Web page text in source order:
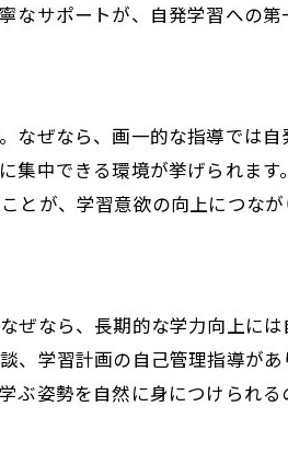
の育て方とは
習サポート術
ト法
サポート事例
サポートの特徴
が変わるポイント
サポートの視点
サポートが、自発学習への第
なぜなら、画一的な指導では
中できる環境が挙げられま
が、学習意欲の向上につなが
ぜなら、長期的な学力向上に
、学習計画の自己管理指導が
姿勢を自然に身につけられる